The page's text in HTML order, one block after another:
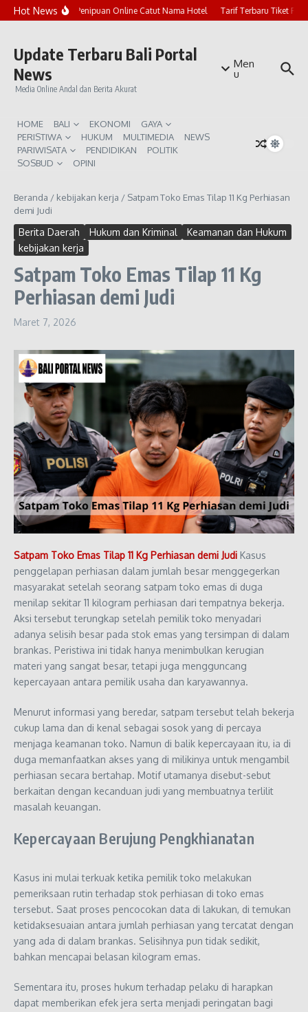
Lewati ke konten
Hot NewsMarak Penipuan Online Catut Nama Hotel Tarif Terbaru Tiket
Update Terbaru Bali Portal
News
Media Online Andal dan Berita Akurat
Men
u
HOME BALI EKONOMI
GAYA
PERISTIWA
HUKUM MULTIMEDIA
NEWS
PARIWISATA
PENDIDIKAN
POLITIK
SOSBUD
OPINI
Beranda / kebijakan kerja / Satpam Toko Emas Tilap 11 Kg Perhiasan
demi Judi
Berita Daerah Hukum dan Kriminal
Keamanan dan Hukum
kebijakan kerja
Satpam Toko Emas Tilap 11 Kg
Perhiasan demi Judi
Maret 7, 2026
Satpam Toko Emas Tilap 11 Kg Perhiasan demi Judi Kasus
penggelapan perhiasan dalam jumlah besar menggegerkan
masyarakat setelah seorang satpam toko emas di duga
menilap sekitar 11 kilogram perhiasan dari tempatnya bekerja.
Aksi tersebut terungkap setelah pemilik toko menyadari
adanya selisih besar pada stok emas yang tersimpan di dalam
brankas. Peristiwa ini tidak hanya menimbulkan kerugian
materi yang sangat besar, tetapi juga mengguncang
kepercayaan antara pemilik usaha dan karyawannya.
Menurut informasi yang beredar, satpam tersebut telah bekerja
cukup lama dan di kenal sebagai sosok yang di percaya
menjaga keamanan toko. Namun di balik kepercayaan itu, ia di
duga memanfaatkan akses yang di milikinya untuk mengambil
perhiasan secara bertahap. Motif utamanya disebut-sebut
berkaitan dengan kecanduan judi yang membuatnya terlilit
masalah keuangan.
Kepercayaan Berujung Pengkhianatan
Kasus ini mulai terkuak ketika pemilik toko melakukan
pemeriksaan rutin terhadap stok perhiasan di toko emas
tersebut. Saat proses pencocokan data di lakukan, di temukan
ketidaksesuaian antara jumlah perhiasan yang tercatat dengan
yang ada di dalam brankas. Selisihnya pun tidak sedikit,
bahkan mencapai belasan kilogram emas.
Sementara itu, proses hukum terhadap pelaku di harapkan
dapat memberikan efek jera serta menjadi peringatan bagi